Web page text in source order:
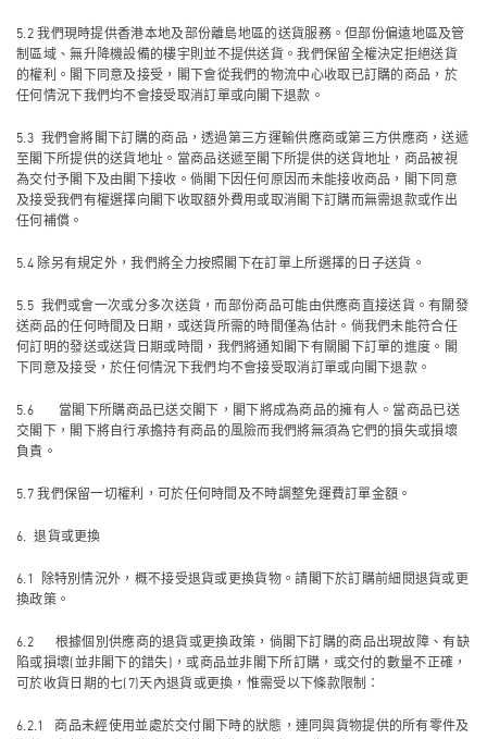
5.2 我們現時提供香港本地及部份離島地區的送貨服務。但部份偏遠地區及管
制區域、無升降機設備的樓宇則並不提供送貨。我們保留全權決定拒絕送貨
的權利。閣下同意及接受，閣下會從我們的物流中心收取已訂購的商品，於
任何情況下我們均不會接受取消訂單或向閣下退款。
5.3 我們會將閣下訂購的商品，透過第三方運輸供應商或第三方供應商，送遞
至閣下所提供的送貨地址。當商品送遞至閣下所提供的送貨地址，商品被視
為交付予閣下及由閣下接收。倘閣下因任何原因而未能接收商品，閣下同意
及接受我們有權選擇向閣下收取額外費用或取消閣下訂購而無需退款或作出
任何補償。
5.4 除另有規定外，我們將全力按照閣下在訂單上所選擇的日子送貨。
5.5 我們或會一次或分多次送貨，而部份商品可能由供應商直接送貨。有關發
送商品的任何時間及日期，或送貨所需的時間僅為估計。倘我們未能符合任
何訂明的發送或送貨日期或時間，我們將通知閣下有關閣下訂單的進度。閣
下同意及接受，於任何情況下我們均不會接受取消訂單或向閣下退款。
5.6 當閣下所購商品已送交閣下，閣下將成為商品的擁有人。當商品已送
交閣下，閣下將自行承擔持有商品的風險而我們將無須為它們的損失或損壞
負責。
5.7 我們保留一切權利，可於任何時間及不時調整免運費訂單金額。
6. 退貨或更換
6.1 除特別情況外，概不接受退貨或更換貨物。請閣下於訂購前細閱退貨或更
換政策。
6.2 根據個別供應商的退貨或更換政策，倘閣下訂購的商品出現故障、有缺
陷或損壞(並非閣下的錯失)，或商品並非閣下所訂購，或交付的數量不正確，
可於收貨日期的七(7)天內退貨或更換，惟需受以下條款限制：
6.2.1 商品未經使用並處於交付閣下時的狀態，連同與貨物提供的所有零件及